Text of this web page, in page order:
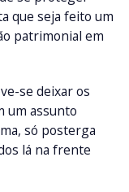
que seja feito um
patrimonial em
se deixar os
um assunto
só posterga
lá na frente